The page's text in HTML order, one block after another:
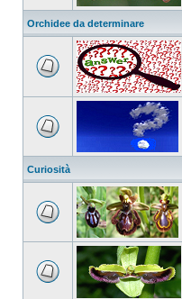
Orchidee da determinare
Curiosità